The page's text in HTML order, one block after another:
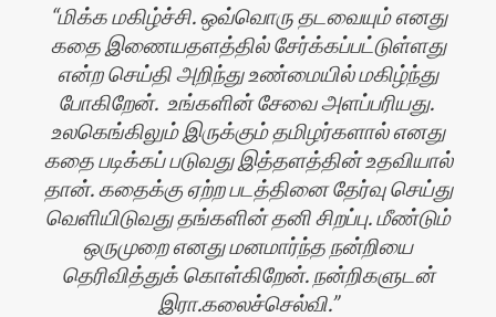
மிக்க மகிழ்ச்சி. ஒவ்வொரு தடவையும் எனது
கதை இணையதளத்தில் சேர்க்கப்பட்டுள்ளது
என்ற செய்தி அறிந்து உண்மையில் மகிழ்ந்து
போகிறேன். உங்களின் சேவை அளப்பரியது.
உலகெங்கிலும் இருக்கும் தமிழர்களால் எனது
கதை படிக்கப் படுவது இத்தளத்தின் உதவியால்
தான். கதைக்கு ஏற்ற படத்தினை தேர்வு செய்து
வெளியிடுவது தங்களின் தனி சிறப்பு. மீண்டும்
ஒருமுறை எனது மனமார்ந்த நன்றியை
தெரிவித்துக் கொள்கிறேன். நன்றிகளுடன்
இரா.கலைச்செல்வி.